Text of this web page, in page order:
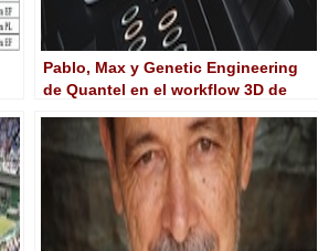
Pablo, Max y Genetic Engineering
de Quantel en el workflow 3D de